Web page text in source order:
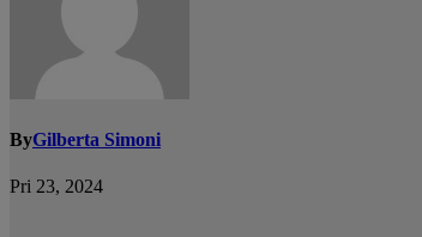
ByGilberta Simoni
Pri 23, 2024